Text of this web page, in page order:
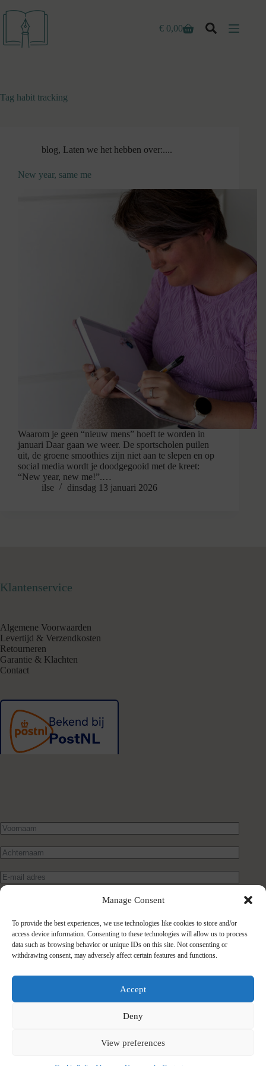
Manage Consent
To provide the best experiences, we use technologies like cookies to store and/or
access device information. Consenting to these technologies will allow us to process
data such as browsing behavior or unique IDs on this site. Not consenting or
withdrawing consent, may adversely affect certain features and functions.
Accept
Deny
View preferences
naar
inhoud
Winkelwagen
€ 0,00
Tag habit tracking
blog, Laten we het hebben over:....
New year, same me
Waarom je geen “nieuw mens” hoeft te worden in
januari Daar gaan we weer. De sportscholen puilen
uit, de groene smoothies zijn niet aan te slepen en op
social media wordt je doodgegooid met de kreet:
“New year, new me!”.…
ilse
dinsdag 13 januari 2026
Klantenservice
Algemene Voorwaarden
Levertijd & Verzendkosten
Retourneren
Garantie & Klachten
Contact